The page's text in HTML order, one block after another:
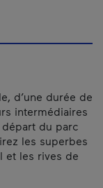
d’une durée de
intermédiaires
départ du parc
les superbes
et les rives de